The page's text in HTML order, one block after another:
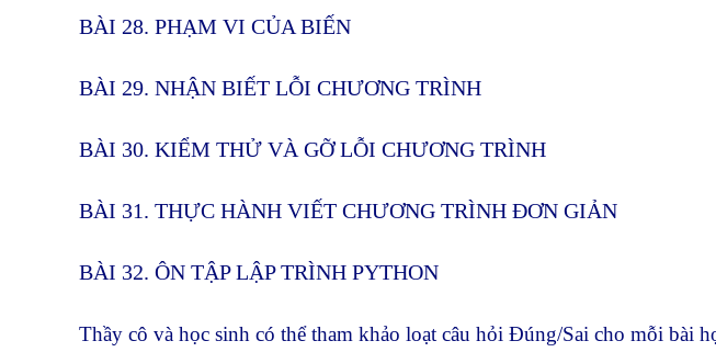
BÀI 28. PHẠM VI CỦA BIẾN
BÀI 29. NHẬN BIẾT LỖI CHƯƠNG TRÌNH
BÀI 30. KIỂM THỬ VÀ GỠ LỖI CHƯƠNG TRÌNH
BÀI 31. THỰC HÀNH VIẾT CHƯƠNG TRÌNH ĐƠN GIẢN
BÀI 32. ÔN TẬP LẬP TRÌNH PYTHON
Thầy cô và học sinh có thể tham khảo loạt câu hỏi Đúng/Sai cho mỗi bài